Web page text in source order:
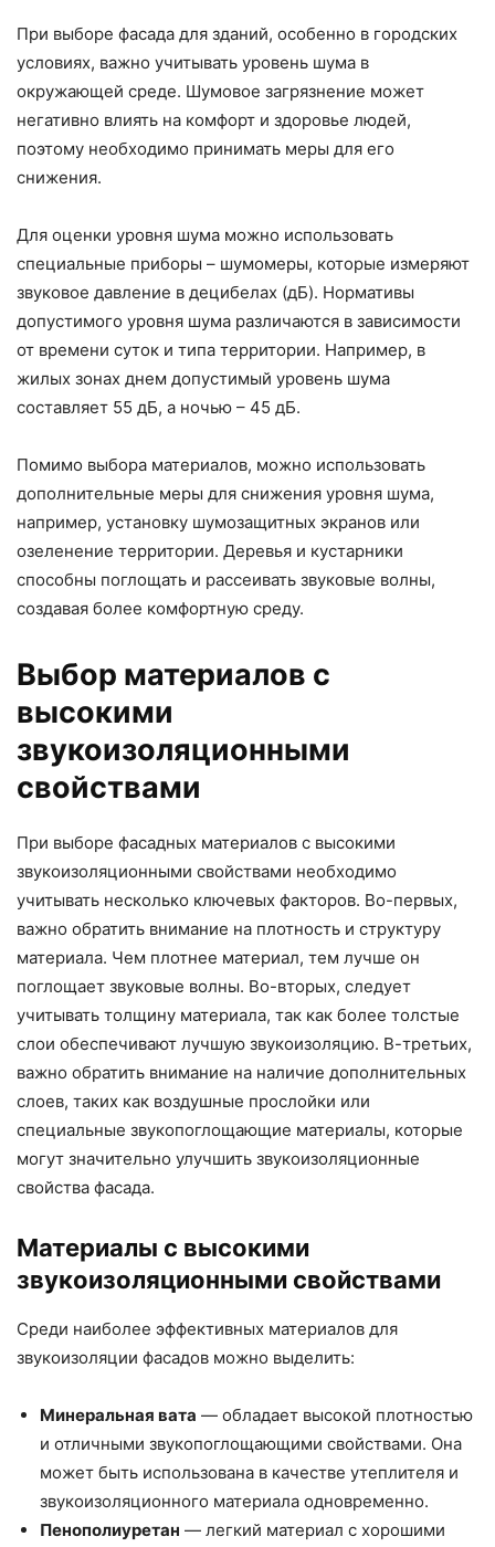
При выборе фасада для зданий, особенно в городских
условиях, важно учитывать уровень шума в
окружающей среде. Шумовое загрязнение может
негативно влиять на комфорт и здоровье людей,
поэтому необходимо принимать меры для его
снижения.
Для оценки уровня шума можно использовать
специальные приборы – шумомеры, которые измеряют
звуковое давление в децибелах (дБ). Нормативы
допустимого уровня шума различаются в зависимости
от времени суток и типа территории. Например, в
жилых зонах днем допустимый уровень шума
составляет 55 дБ, а ночью – 45 дБ.
Помимо выбора материалов, можно использовать
дополнительные меры для снижения уровня шума,
например, установку шумозащитных экранов или
озеленение территории. Деревья и кустарники
способны поглощать и рассеивать звуковые волны,
создавая более комфортную среду.
Выбор материалов с
высокими
звукоизоляционными
свойствами
При выборе фасадных материалов с высокими
звукоизоляционными свойствами необходимо
учитывать несколько ключевых факторов. Во-первых,
важно обратить внимание на плотность и структуру
материала. Чем плотнее материал, тем лучше он
поглощает звуковые волны. Во-вторых, следует
учитывать толщину материала, так как более толстые
слои обеспечивают лучшую звукоизоляцию. В-третьих,
важно обратить внимание на наличие дополнительных
слоев, таких как воздушные прослойки или
специальные звукопоглощающие материалы, которые
могут значительно улучшить звукоизоляционные
свойства фасада.
Материалы с высокими
звукоизоляционными свойствами
Среди наиболее эффективных материалов для
звукоизоляции фасадов можно выделить:
Минеральная вата — обладает высокой плотностью
и отличными звукопоглощающими свойствами. Она
может быть использована в качестве утеплителя и
звукоизоляционного материала одновременно.
Пенополиуретан — легкий материал с хорошими